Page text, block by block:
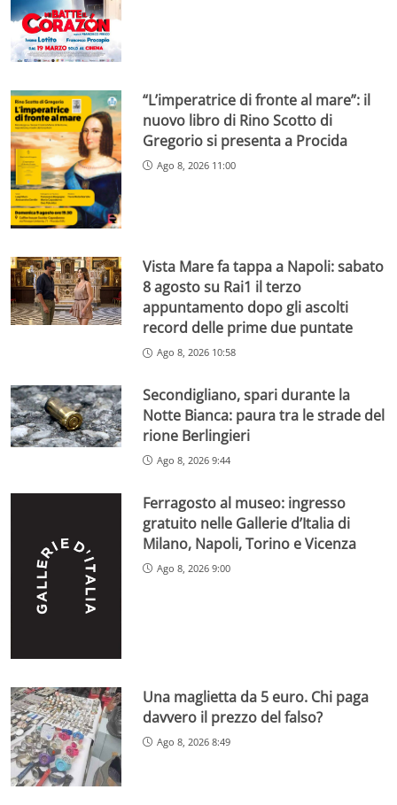
“L’imperatrice di fronte al mare”: il
nuovo libro di Rino Scotto di
Gregorio si presenta a Procida
Ago 8, 2026 11:00
Vista Mare fa tappa a Napoli: sabato
8 agosto su Rai1 il terzo
appuntamento dopo gli ascolti
record delle prime due puntate
Ago 8, 2026 10:58
Secondigliano, spari durante la
Notte Bianca: paura tra le strade del
rione Berlingieri
Ago 8, 2026 9:44
Ferragosto al museo: ingresso
gratuito nelle Gallerie d’Italia di
Milano, Napoli, Torino e Vicenza
Ago 8, 2026 9:00
Una maglietta da 5 euro. Chi paga
davvero il prezzo del falso?
Ago 8, 2026 8:49